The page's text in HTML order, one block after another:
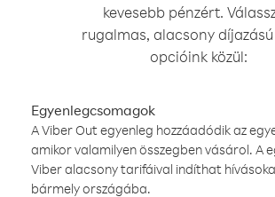
kevesebb pénzért.
rugalmas, alacsony
opcióink közül:
Egyenlegcsomagok
A Viber Out egyenleg hozzáadódik az
amikor valamilyen összegben vásárol. A
Viber alacsony tarifáival indíthat
bármely országába.